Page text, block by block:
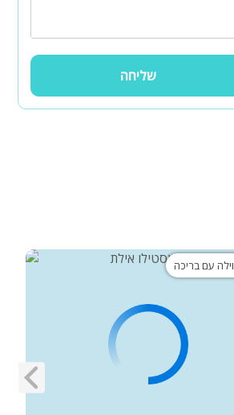
שליחה
וילה עם בריכה